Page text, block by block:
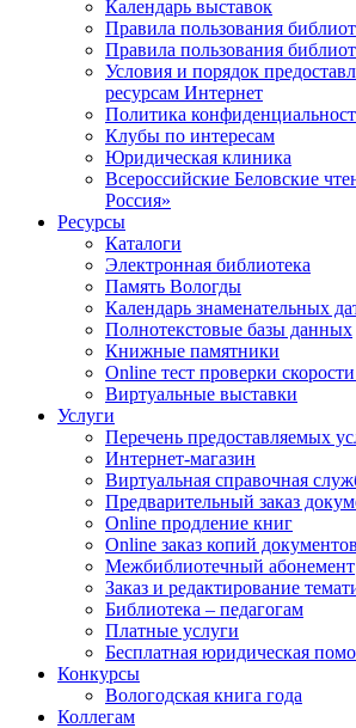
Календарь выставок
Правила пользования
Правила пользования
Условия и порядок
ресурсам Интернет
Политика
Клубы по интересам
Юридическая клиника
Всероссийские Беловские
Россия»
Ресурсы
Каталоги
Электронная библиотека
Память Вологды
Календарь знаменательных
Полнотекстовые базы данных
Книжные памятники
Online тест проверки
Виртуальные выставки
Услуги
Перечень предоставляемых
Интернет-магазин
Виртуальная справочная
Предварительный заказ
Online продление книг
Online заказ копий документов
Межбиблиотечный абонемент
Заказ и редактирование
Библиотека – педагогам
Платные услуги
Бесплатная юридическая
Конкурсы
Вологодская книга года
Коллегам